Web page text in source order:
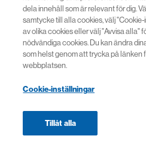
© 2026 Novartis
dela innehåll som är relevant för dig.
samtycke till alla cookies, välj
av olika cookies eller välj "Avvisa alla"
nödvändiga cookies. Du kan ändra
som helst genom att trycka på länken
webbplatsen.
Cookie-inställningar
Tillåt alla